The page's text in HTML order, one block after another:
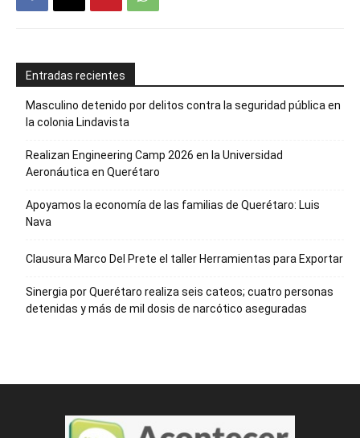
Entradas recientes
Masculino detenido por delitos contra la seguridad pública en
la colonia Lindavista
Realizan Engineering Camp 2026 en la Universidad
Aeronáutica en Querétaro
Apoyamos la economía de las familias de Querétaro: Luis
Nava
Clausura Marco Del Prete el taller Herramientas para Exportar
Sinergia por Querétaro realiza seis cateos; cuatro personas
detenidas y más de mil dosis de narcótico aseguradas